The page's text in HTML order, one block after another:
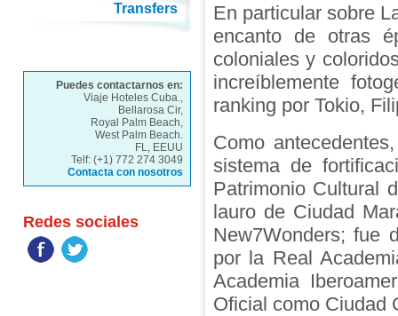
En particular sobre
encanto de otras
coloniales y
increíblemente
ranking por Tokio,
Como
sistema de
Patrimonio Cultural
lauro de Ciudad
New7Wonders; fue
por la Real
Academia
Oficial como Ciudad
Transfers
Puedes contactarnos en:
Viaje Hoteles Cuba.,
Bellarosa Cir,
Royal Palm Beach,
West Palm Beach.
FL, EEUU
Telf: (+1) 772 274 3049
Contacta con nosotros
Redes sociales